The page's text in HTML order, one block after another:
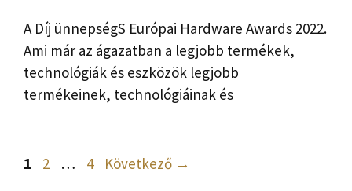
A Díj ünnepségS Európai Hardware Awards 2022.
Ami már az ágazatban a legjobb termékek,
technológiák és eszközök legjobb
termékeinek, technológiáinak és
Oldal
1 Oldal
2 … Oldal
4 Következő →